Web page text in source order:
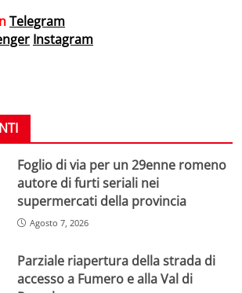
Telegram
Instagram
Foglio di via per un 29enne romeno
autore di furti seriali nei
supermercati della provincia
Agosto 7, 2026
Parziale riapertura della strada di
accesso a Fumero e alla Val di